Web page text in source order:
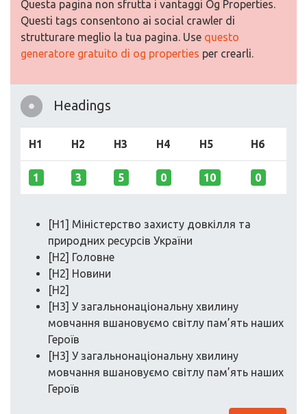
Questa pagina non sfrutta i vantaggi Og Properties.
Questi tags consentono ai social crawler di
strutturare meglio la tua pagina. Use questo
generatore gratuito di og properties per crearli.
Headings
H1 H2 H3 H4 H5 H6
1 3 5 0 10 0
[H1] Міністерство захисту довкілля та
природних ресурсів України
[H2] Головне
[H2] Новини
[H2]
[H3] У загальнонаціональну хвилину
мовчання вшановуємо світлу пам’ять наших
Героїв
[H3] У загальнонаціональну хвилину
мовчання вшановуємо світлу пам’ять наших
Героїв